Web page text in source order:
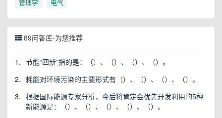
管理学
电气
89问答库-为您推荐
1. 节能“四新”指的是：（）、（）、（）、（）。
2. 耗能对环境污染的主要形式有（）、（）、（）、（）。
3. 根据国际能源专家分析，今后将肯定会优先开发利用的5种
新能源是：（）、（）、（）、（）、（）。